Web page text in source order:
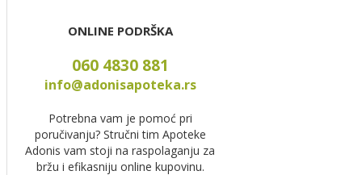
ONLINE PODRŠKA
060 4830 881
info@adonisapoteka.rs
Potrebna vam je pomoć pri
poručivanju? Stručni tim Apoteke
Adonis vam stoji na raspolaganju za
bržu i efikasniju online kupovinu.